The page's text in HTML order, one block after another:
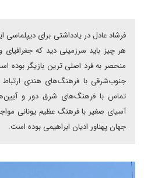
فرشاد عادل در یادداشتی برای دیپلماسی
هر چیز باید سرزمینی دید که
منحصر به فرد اصلی ترین بازیگر بوده
جنوب‌شرقی با فرهنگ‌های هندی
تماس با فرهنگ‌های شرق دور و
آسیای صغیر با فرهنگ عظیم یونانی
جهان پهناور ادیان ابراهیمی بوده است.